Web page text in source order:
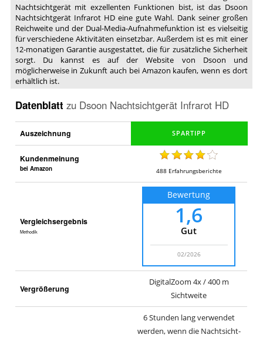
Nachtsichtgerät mit exzellenten Funktionen bist, ist das Dsoon
Nachtsichtgerät Infrarot HD eine gute Wahl. Dank seiner großen
Reichweite und der Dual-Media-Aufnahmefunktion ist es vielseitig
für verschiedene Aktivitäten einsetzbar. Außerdem ist es mit einer
12-monatigen Garantie ausgestattet, die für zusätzliche Sicherheit
sorgt. Du kannst es auf der Website von Dsoon und
möglicherweise in Zukunft auch bei Amazon kaufen, wenn es dort
erhältlich ist.
Datenblatt zu Dsoon Nachtsichtgerät Infrarot HD
Auszeichnung
Kundenmeinung
bei Amazon 488 Erfahrungsberichte
Vergleichsergebnis
Methodik
Bewertung
1,6
Gut
02/2026
Vergrößerung
DigitalZoom 4x / 400 m
Sichtweite
6 Stunden lang verwendet
werden, wenn die Nachtsicht-